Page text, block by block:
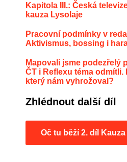
Kapitola III.: Česká
kauza Lysolaje
Pracovní podmínky v
Aktivismus, bossing i
Mapovali jsme podezřelý
ČT i Reflexu téma odmítli.
který nám vyhrožoval?
Zhlédnout další díl
Oč tu běží 2. díl